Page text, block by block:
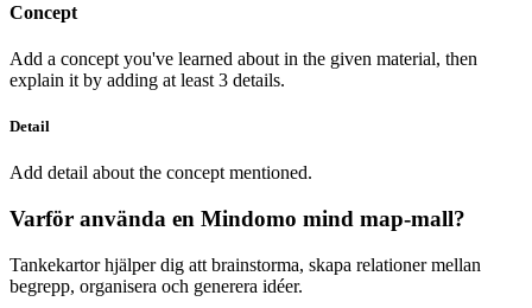
Concept
Add a concept you've learned about in the given material, then
explain it by adding at least 3 details.
Detail
Add detail about the concept mentioned.
Varför använda en Mindomo mind map-mall?
Tankekartor hjälper dig att brainstorma, skapa relationer mellan
begrepp, organisera och generera idéer.